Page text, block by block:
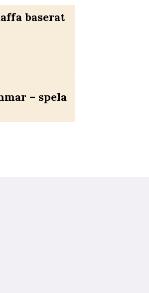
baserat
– spela